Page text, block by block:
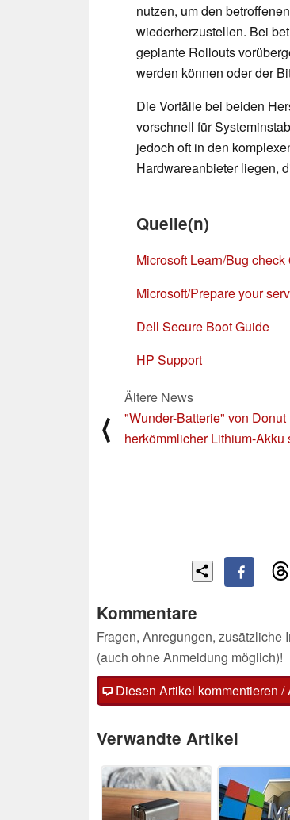
nutzen, um den
wiederherzustellen. Bei
geplante Rollouts
werden können oder der
Die Vorfälle bei beiden
vorschnell für
jedoch oft in den
Hardwareanbieter liegen,
Quelle(n)
Microsoft Learn/Bug check
Microsoft/Prepare your
Dell Secure Boot Guide
HP Support
⟨
Ältere News
"Wunder-Batterie" von Donut
herkömmlicher Lithium-Akku
Kommentare
Fragen, Anregungen, zusätzliche
(auch ohne Anmeldung möglich)!
Diesen Artikel kommentieren /
Verwandte Artikel